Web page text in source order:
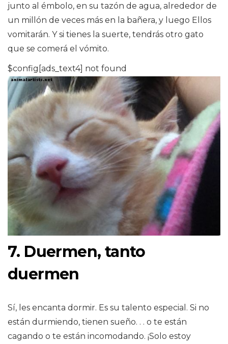
junto al émbolo, en su tazón de agua, alrededor de
un millón de veces más en la bañera, y luego Ellos
vomitarán. Y si tienes la suerte, tendrás otro gato
que se comerá el vómito.
$config[ads_text4] not found
7. Duermen, tanto
duermen
Sí, les encanta dormir. Es su talento especial. Si no
están durmiendo, tienen sueño. . . o te están
cagando o te están incomodando. ¡Solo estoy